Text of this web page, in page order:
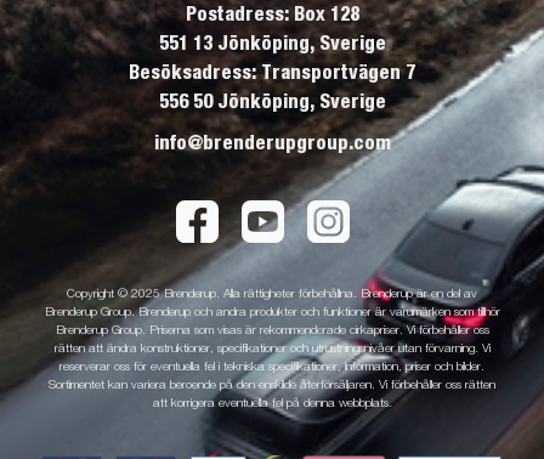
Postadress: Box 128
551 13 Jönköping, Sverige
Besöksadress: Transportvägen 7
556 50 Jönköping, Sverige
info@brenderupgroup.com
Copyright © 2025 Brenderup. Alla rättigheter förbehållna. Brenderup är en del av
Brenderup Group. Brenderup och andra produkter och funktioner är varumärken som tillhör
Brenderup Group. Priserna som visas är rekommenderade cirkapriser. Vi förbehåller oss
rätten att ändra konstruktioner, specifikationer och utrustningsnivåer utan förvarning. Vi
reserverar oss för eventuella fel i tekniska specifikationer, information, priser och bilder.
Sortimentet kan variera beroende på den enskilde återförsäljaren. Vi förbehåller oss rätten
att korrigera eventuella fel på denna webbplats.